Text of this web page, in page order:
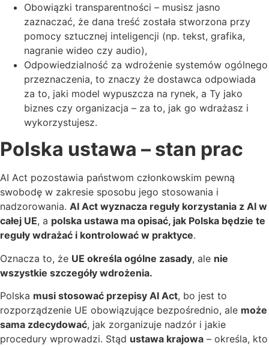
Obowiązki transparentności – musisz jasno
zaznaczać, że dana treść została stworzona przy
pomocy sztucznej inteligencji (np. tekst, grafika,
nagranie wideo czy audio),
Odpowiedzialność za wdrożenie systemów ogólnego
przeznaczenia, to znaczy że dostawca odpowiada
za to, jaki model wypuszcza na rynek, a Ty jako
biznes czy organizacja – za to, jak go wdrażasz i
wykorzystujesz.
Polska ustawa – stan prac
AI Act pozostawia państwom członkowskim pewną
swobodę w zakresie sposobu jego stosowania i
nadzorowania. AI Act wyznacza reguły korzystania z AI w
całej UE, a polska ustawa ma opisać, jak Polska będzie te
reguły wdrażać i kontrolować w praktyce.
Oznacza to, że UE określa ogólne zasady, ale nie
wszystkie szczegóły wdrożenia.
Polska musi stosować przepisy AI Act, bo jest to
rozporządzenie UE obowiązujące bezpośrednio, ale może
sama zdecydować, jak zorganizuje nadzór i jakie
procedury wprowadzi. Stąd ustawa krajowa – określa, kto